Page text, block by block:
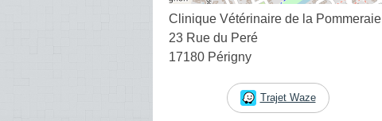
Clinique Vétérinaire de la Pommeraie
23 Rue du Peré
17180 Périgny
Trajet Waze